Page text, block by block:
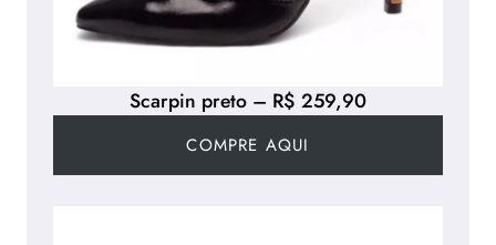
Scarpin preto – R$ 259,90
COMPRE AQUI